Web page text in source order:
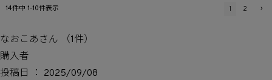
14件中 1-10件表示 1 2
なおこあ
1
購入者
投稿日
2025/09/08